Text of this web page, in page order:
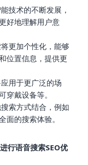
技术的不断发展，
好地理解用户意
更加个性化，能够
位置信息，提供更
用于更广泛的场
穿戴设备等。
索方式结合，例如
面的搜索体验。
行语音搜索SEO优